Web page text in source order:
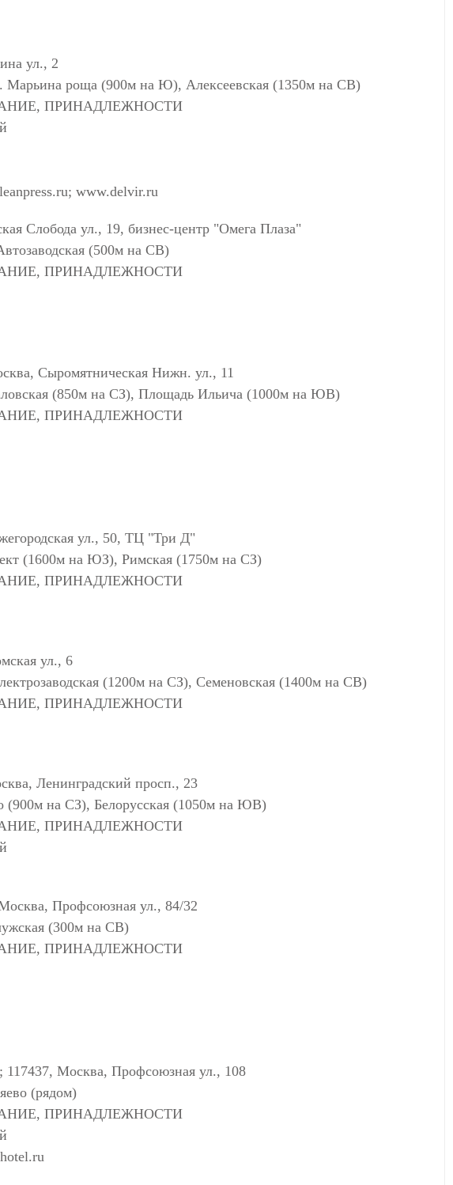
ул., 2
роща (900м на Ю), Алексеевская (1350м на СВ)
ПРИНАДЛЕЖНОСТИ
www.delvir.ru
Слобода ул., 19, бизнес-центр "Омега Плаза"
(500м на СВ)
ПРИНАДЛЕЖНОСТИ
Сыромятническая Нижн. ул., 11
(850м на СЗ), Площадь Ильича (1000м на ЮВ)
ПРИНАДЛЕЖНОСТИ
ул., 50, ТЦ "Три Д"
(1600м на ЮЗ), Римская (1750м на СЗ)
ПРИНАДЛЕЖНОСТИ
ул., 6
(1200м на СЗ), Семеновская (1400м на СВ)
ПРИНАДЛЕЖНОСТИ
Ленинградский просп., 23
на СЗ), Белорусская (1050м на ЮВ)
ПРИНАДЛЕЖНОСТИ
Профсоюзная ул., 84/32
(300м на СВ)
ПРИНАДЛЕЖНОСТИ
Москва, Профсоюзная ул., 108
(рядом)
ПРИНАДЛЕЖНОСТИ